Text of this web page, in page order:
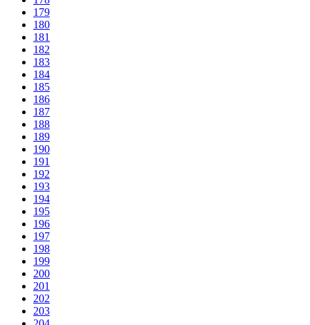
179
180
181
182
183
184
185
186
187
188
189
190
191
192
193
194
195
196
197
198
199
200
201
202
203